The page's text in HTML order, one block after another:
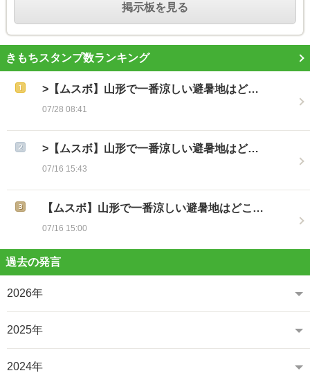
掲示板を見る
きもちスタンプ数ランキング
>【ムスボ】山形で一番涼しい避暑地はど…
07/28 08:41
>【ムスボ】山形で一番涼しい避暑地はど…
07/16 15:43
【ムスボ】山形で一番涼しい避暑地はどこ…
07/16 15:00
過去の発言
2026年
2025年
2024年